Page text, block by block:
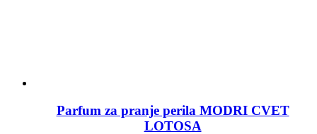
Parfum za pranje perila MODRI CVET
LOTOSA